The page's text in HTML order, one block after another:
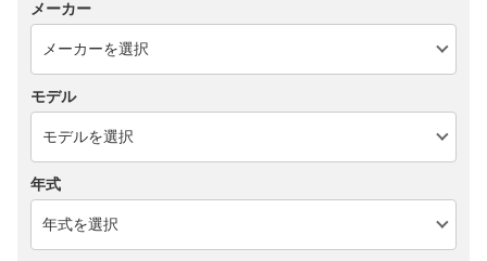
メーカー
モデル
年式